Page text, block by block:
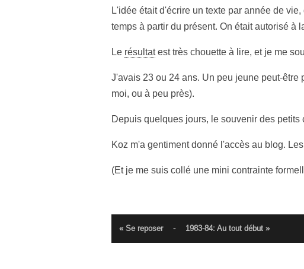
L'idée était d'écrire un texte par année de
temps à partir du présent. On était autorisé à
Le résultatest très chouette à lire, et je me
J'avais 23 ou 24 ans. Un peu jeune peut-
moi, ou à peu près).
Depuis quelques jours, le souvenir des
Koz m'a gentiment donné l'accès au blog.
(Et je me suis collé une mini contrainte
« Se reposer - 1983-84: Au tout début »